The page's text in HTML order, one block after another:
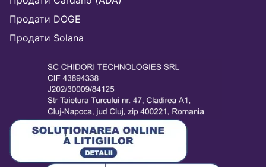
Продати DOGE
Продати Solana